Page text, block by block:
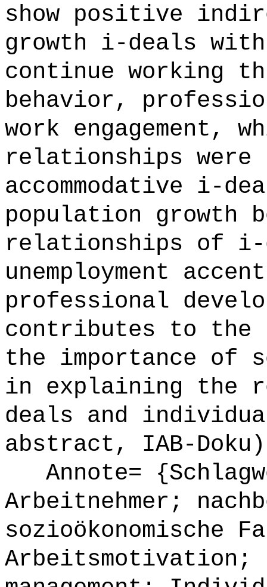
show positive
growth i-deals
continue working
behavior,
work engagement,
relationships
accommodative i-
population growth
relationships of i-
unemployment
professional
contributes to the
the importance of
in explaining the
deals and
abstract, IAB-
Annote=
Arbeitnehmer;
sozioökonomische
Arbeitsmotivation;